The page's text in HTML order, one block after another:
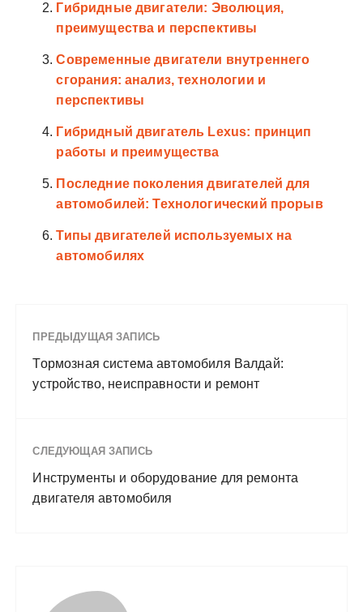
Гибридные двигатели: Эволюция,
преимущества и перспективы
Современные двигатели внутреннего
сгорания: анализ, технологии и
перспективы
Гибридный двигатель Lexus: принцип
работы и преимущества
Последние поколения двигателей для
автомобилей: Технологический прорыв
Типы двигателей используемых на
автомобилях
ПРЕДЫДУЩАЯ ЗАПИСЬ
Тормозная система автомобиля Валдай:
устройство, неисправности и ремонт
СЛЕДУЮЩАЯ ЗАПИСЬ
Инструменты и оборудование для ремонта
двигателя автомобиля